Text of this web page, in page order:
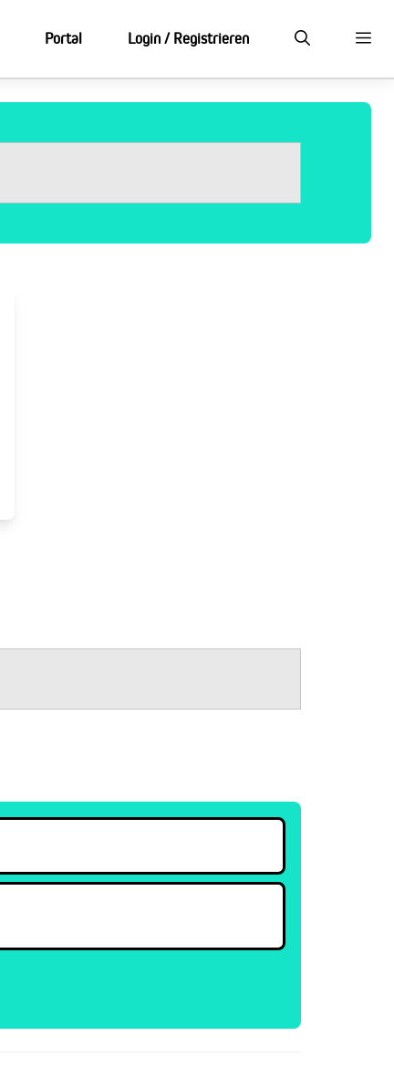
Portal Login / Registrieren